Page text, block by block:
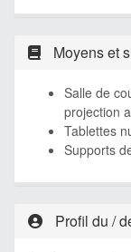
Moyens et
Salle de
projection
Tablettes
Supports
Profil du /